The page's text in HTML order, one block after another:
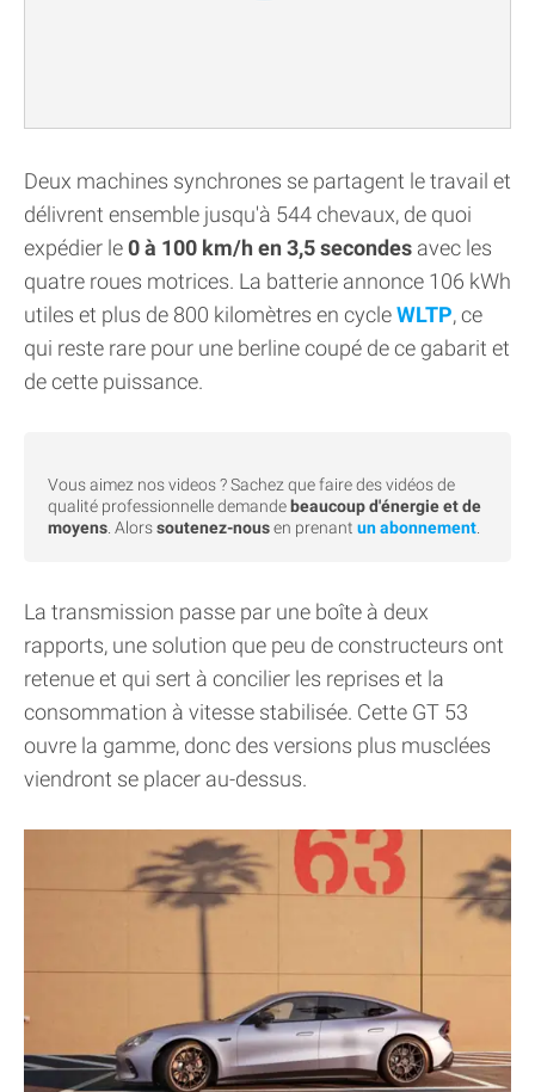
Deux machines synchrones se partagent le travail et
délivrent ensemble jusqu'à 544 chevaux, de quoi
expédier le0 à 100 km/h en 3,5 secondes avec les
quatre roues motrices. La batterie annonce 106 kWh
utiles et plus de 800 kilomètres en cycleWLTP, ce
qui reste rare pour une berline coupé de ce gabarit et
de cette puissance.
Vous aimez nos videos ? Sachez que faire des vidéos de
qualité professionnelle demande beaucoup d'énergie et de
moyens. Alorssoutenez-nousen prenant un abonnement.
La transmission passe par une boîte à deux
rapports, une solution que peu de constructeurs ont
retenue et qui sert à concilier les reprises et la
consommation à vitesse stabilisée. Cette GT 53
ouvre la gamme, donc des versions plus musclées
viendront se placer au-dessus.